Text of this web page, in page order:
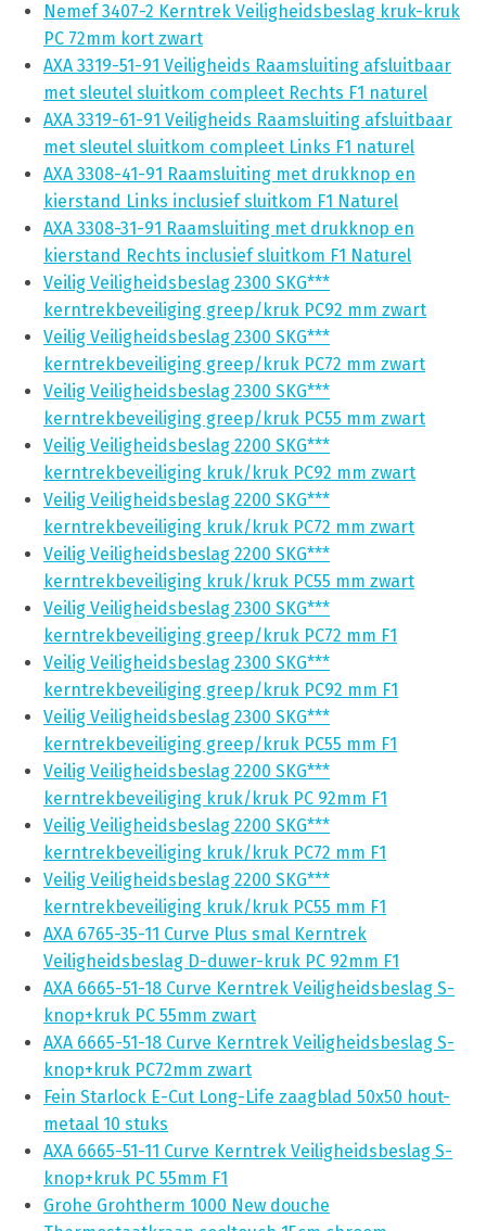
Nemef 3407-2 Kerntrek Veiligheidsbeslag kruk-kruk
PC 72mm kort zwart
AXA 3319-51-91 Veiligheids Raamsluiting afsluitbaar
met sleutel sluitkom compleet Rechts F1 naturel
AXA 3319-61-91 Veiligheids Raamsluiting afsluitbaar
met sleutel sluitkom compleet Links F1 naturel
AXA 3308-41-91 Raamsluiting met drukknop en
kierstand Links inclusief sluitkom F1 Naturel
AXA 3308-31-91 Raamsluiting met drukknop en
kierstand Rechts inclusief sluitkom F1 Naturel
Veilig Veiligheidsbeslag 2300 SKG***
kerntrekbeveiliging greep/kruk PC92 mm zwart
Veilig Veiligheidsbeslag 2300 SKG***
kerntrekbeveiliging greep/kruk PC72 mm zwart
Veilig Veiligheidsbeslag 2300 SKG***
kerntrekbeveiliging greep/kruk PC55 mm zwart
Veilig Veiligheidsbeslag 2200 SKG***
kerntrekbeveiliging kruk/kruk PC92 mm zwart
Veilig Veiligheidsbeslag 2200 SKG***
kerntrekbeveiliging kruk/kruk PC72 mm zwart
Veilig Veiligheidsbeslag 2200 SKG***
kerntrekbeveiliging kruk/kruk PC55 mm zwart
Veilig Veiligheidsbeslag 2300 SKG***
kerntrekbeveiliging greep/kruk PC72 mm F1
Veilig Veiligheidsbeslag 2300 SKG***
kerntrekbeveiliging greep/kruk PC92 mm F1
Veilig Veiligheidsbeslag 2300 SKG***
kerntrekbeveiliging greep/kruk PC55 mm F1
Veilig Veiligheidsbeslag 2200 SKG***
kerntrekbeveiliging kruk/kruk PC 92mm F1
Veilig Veiligheidsbeslag 2200 SKG***
kerntrekbeveiliging kruk/kruk PC72 mm F1
Veilig Veiligheidsbeslag 2200 SKG***
kerntrekbeveiliging kruk/kruk PC55 mm F1
AXA 6765-35-11 Curve Plus smal Kerntrek
Veiligheidsbeslag D-duwer-kruk PC 92mm F1
AXA 6665-51-18 Curve Kerntrek Veiligheidsbeslag S-
knop+kruk PC 55mm zwart
AXA 6665-51-18 Curve Kerntrek Veiligheidsbeslag S-
knop+kruk PC72mm zwart
Fein Starlock E-Cut Long-Life zaagblad 50x50 hout-
metaal 10 stuks
AXA 6665-51-11 Curve Kerntrek Veiligheidsbeslag S-
knop+kruk PC 55mm F1
Grohe Grohtherm 1000 New douche